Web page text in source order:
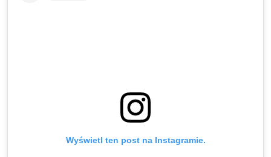
Wyświetl ten post na Instagramie.